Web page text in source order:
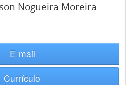
Nogueira Moreira
E-mail
Currículo